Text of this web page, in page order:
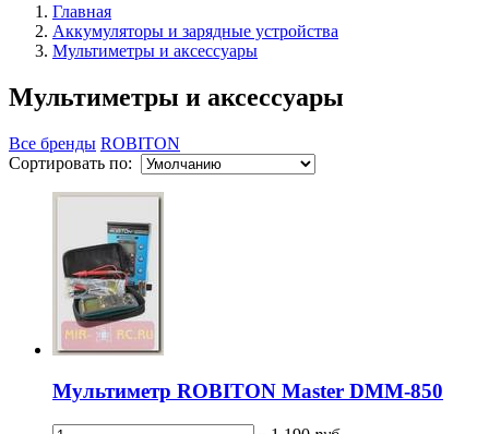
Главная
Аккумуляторы и зарядные устройства
Мультиметры и аксессуары
Мультиметры и аксессуары
Все бренды ROBITON
Сортировать по:
Мультиметр ROBITON Master DMM-850